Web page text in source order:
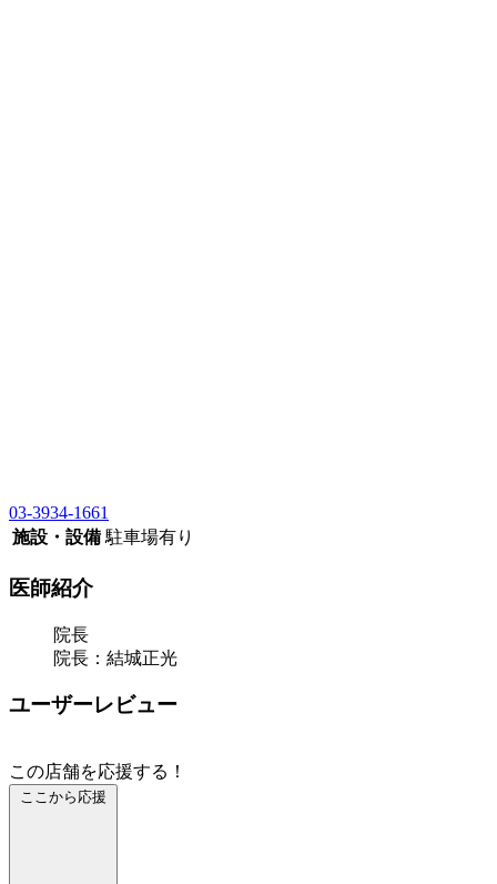
03-3934-1661
施設・設備 駐車場有り
医師紹介
院長
院長：結城正光
ユーザーレビュー
この店舗を応援する！
ここから応援